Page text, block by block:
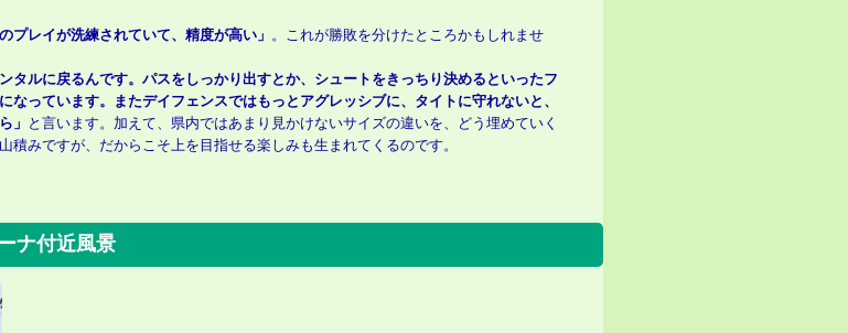
プレイが洗練されていて、精度が高い」 。これが勝敗を分けたところかもしれませ
タルに戻るんです。パスをしっかり出すとか、シュートをきっちり決めるといったフ
なっています。またデイフェンスではもっとアグレッシブに、タイトに守れないと、
」 と言います。加えて、県内ではあまり見かけないサイズの違いを、どう埋めていく
みですが、だからこそ上を目指せる楽しみも生まれてくるのです。
ナ付近風景